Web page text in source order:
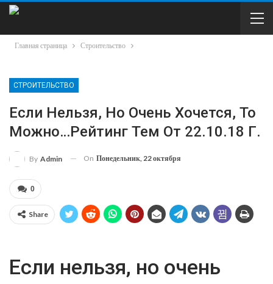
Главная страница Строительство
СТРОИТЕЛЬСТВО
Если Нельзя, Но Очень Хочется, То
Можно…Рейтинг Тем От 22.10.18 Г.
By Admin On Понедельник, 22 октября
0
Share
Если нельзя, но очень